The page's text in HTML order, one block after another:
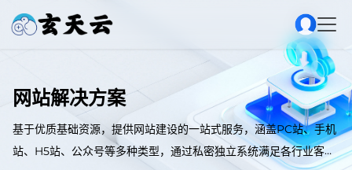
网站解决方案
基于优质基础资源，提供网站建设的一站式服务，涵盖PC站、手机
站、H5站、公众号等多种类型，通过私密独立系统满足各行业客户